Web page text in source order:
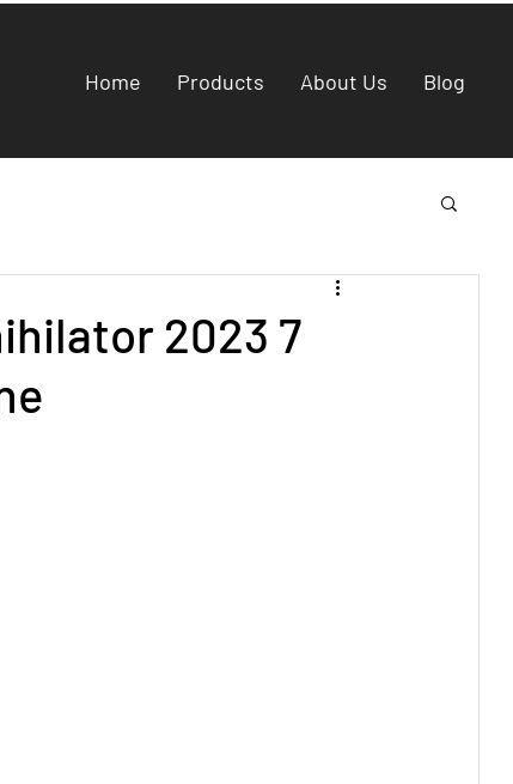
Home Products About Us Blog
2023 7